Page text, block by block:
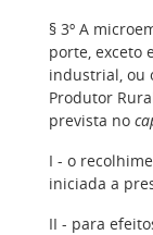
§ 3º A
porte, exceto
industrial, ou
Produtor
prevista no
I - o
iniciada a
II - para